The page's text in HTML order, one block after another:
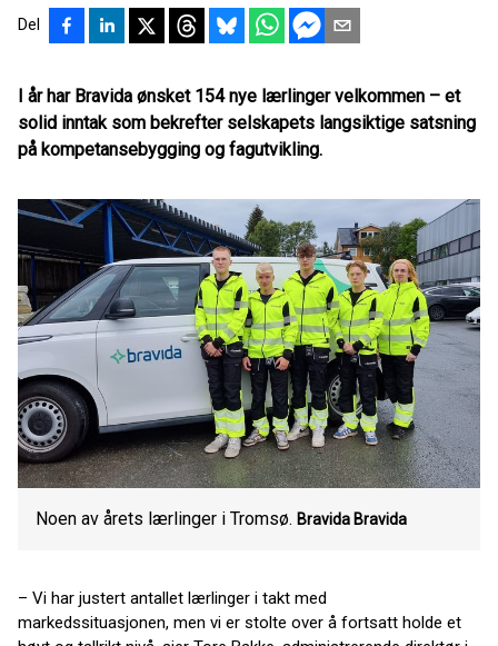
Del
I år har Bravida ønsket 154 nye lærlinger velkommen – et
solid inntak som bekrefter selskapets langsiktige satsning
på kompetansebygging og fagutvikling.
Noen av årets lærlinger i Tromsø. Bravida Bravida
– Vi har justert antallet lærlinger i takt med
markedssituasjonen, men vi er stolte over å fortsatt holde et